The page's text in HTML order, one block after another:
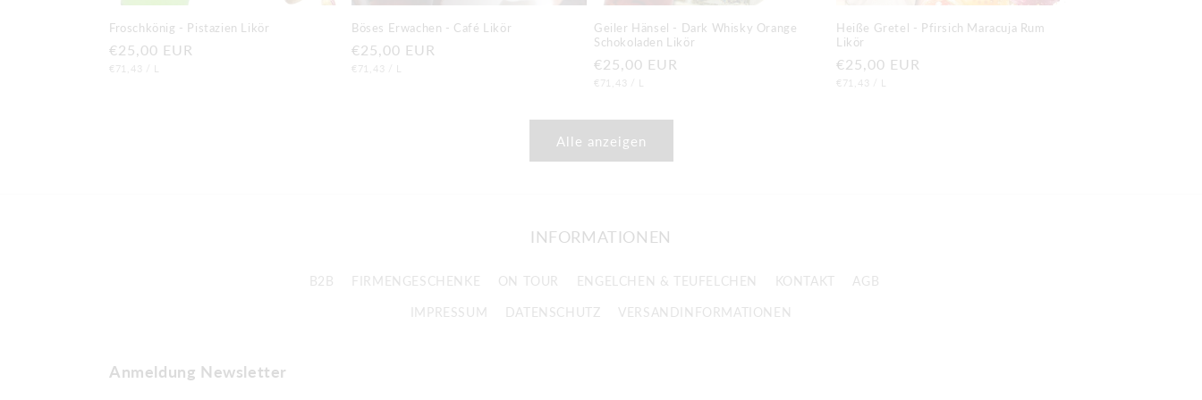
Froschkönig - Pistazien Likör
Normaler
Preis
€25,00 EUR
GRUNDPREIS
€71,43 PRO
L
Böses Erwachen - Café Likör
Normaler
Preis
€25,00 EUR
GRUNDPREIS
€71,43 PRO
L
Geiler Hänsel - Dark Whisky Orange
Schokoladen Likör
Normaler
Preis
€25,00 EUR
GRUNDPREIS
€71,43 PRO
L
Heiße Gretel - Pfirsich Maracuja Rum
Likör
Normaler
Preis
€25,00 EUR
GRUNDPREIS
€71,43 PRO
L
Alle anzeigen
INFORMATIONEN
B2B FIRMENGESCHENKE ON TOUR ENGELCHEN & TEUFELCHEN KONTAKT AGB
IMPRESSUM DATENSCHUTZ VERSANDINFORMATIONEN
Anmeldung Newsletter